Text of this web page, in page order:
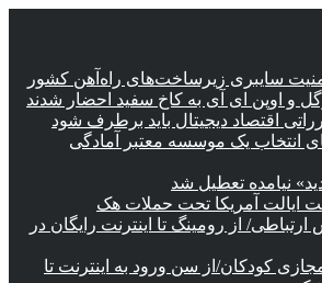
سایبری زیرساخت‌های راه‌آهن کشور
و اوپن ای آی به کاخ سفید احضار شدند
اقتصاد دیجیتال باید برطرف شود
انتخاب یک موسسه معتبر آمادگی
نیامده تعطیل شد
ایالت آمریکا تحت حملات هک
از رومینگ تا اینترنت رایگان در
کودکان/از سن ورود به اینترنت تا